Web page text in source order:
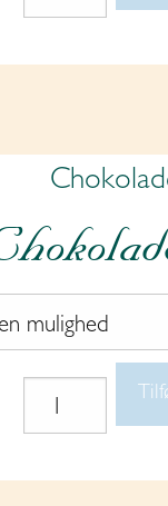
antal
Chokoladeplader
antal